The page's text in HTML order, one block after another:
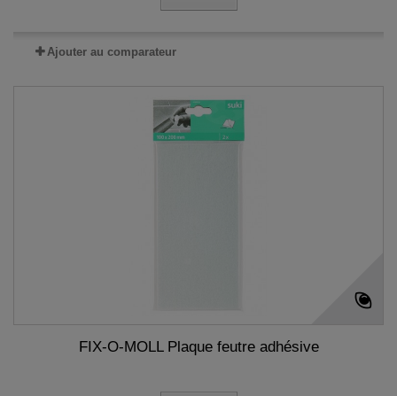
Ajouter au comparateur
FIX-O-MOLL Plaque feutre adhésive